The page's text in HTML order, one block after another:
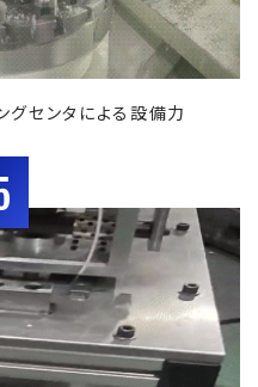
センタによる設備力